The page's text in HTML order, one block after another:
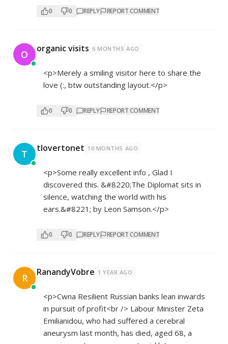
0 0 REPLY REPORT COMMENT
O organic visits 6 MONTHS AGO
<p>Merely a smiling visitor here to share the
love (:, btw outstanding layout.</p>
0 0 REPLY REPORT COMMENT
T tlovertonet 10 MONTHS AGO
<p>Some really excellent info , Glad I
discovered this. &#8220;The Diplomat sits in
silence, watching the world with his
ears.&#8221; by Leon Samson.</p>
0 0 REPLY REPORT COMMENT
R RanandyVobre 1 YEAR AGO
<p>Cwna Resilient Russian banks lean inwards
in pursuit of profit<br /> Labour Minister Zeta
Emilianidou, who had suffered a cerebral
aneurysm last month, has died, aged 68, a